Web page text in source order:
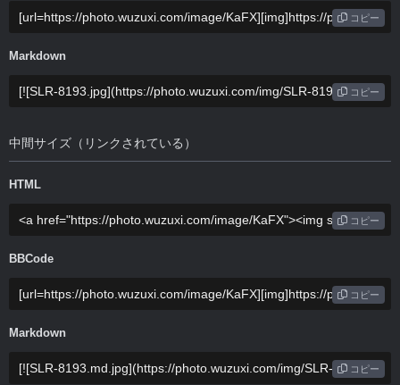
コピー
Markdown
コピー
中間サイズ（リンクされている）
HTML
コピー
BBCode
コピー
Markdown
コピー